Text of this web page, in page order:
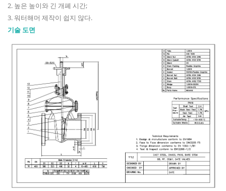
2. 높은 높이와 긴 개폐 시간;
3. 워터해머 제작이 쉽지 않다.
기술 도면